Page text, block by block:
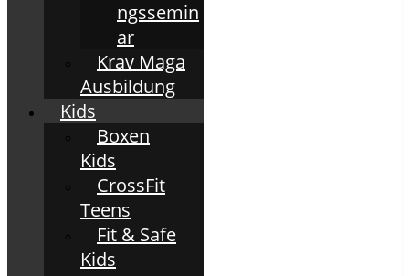
ngssemin
ar
Krav Maga
Ausbildung
Kids
Boxen
Kids
CrossFit
Teens
Fit & Safe
Kids